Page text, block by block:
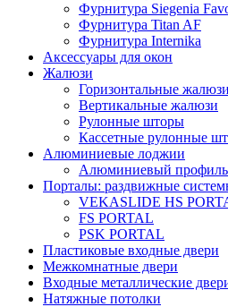
Фурнитура Siegenia
Фурнитура Titan AF
Фурнитура Internika
Аксессуары для окон
Жалюзи
Горизонтальные жалюзи
Вертикальные жалюзи
Рулонные шторы
Кассетные рулонные
Алюминиевые лоджии
Алюминиевый профиль
Порталы: раздвижные
VEKASLIDE HS
FS PORTAL
PSK PORTAL
Пластиковые входные двери
Межкомнатные двери
Входные металлические
Натяжные потолки